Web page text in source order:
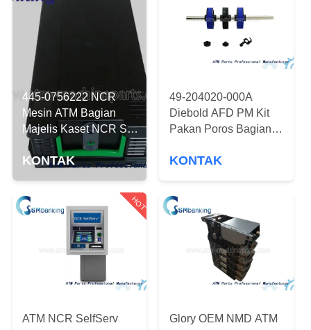
TUR
PABRIK
KONTROL
KUALITAS
HUBUNGI
KAMI
BERITA
PERMINTAAN
PENAWARAN
445-0756222 NCR
Mesin ATM Bagian
Majelis Kaset NCR S2
4450756222
KONTAK
49-204020-000A
Diebold AFD PM Kit
Pakan Poros Bagian
49204020000A
KONTAK
HOT
ATM NCR SelfServ
Glory OEM NMD ATM